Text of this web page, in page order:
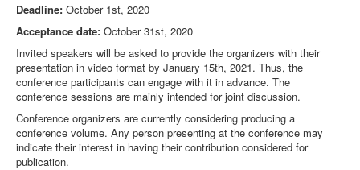
Deadline: October 1st, 2020
Acceptance date: October 31st, 2020
Invited speakers will be asked to provide the organizers with their
presentation in video format by January 15th, 2021. Thus, the
conference participants can engage with it in advance. The
conference sessions are mainly intended for joint discussion.
Conference organizers are currently considering producing a
conference volume. Any person presenting at the conference may
indicate their interest in having their contribution considered for
publication.